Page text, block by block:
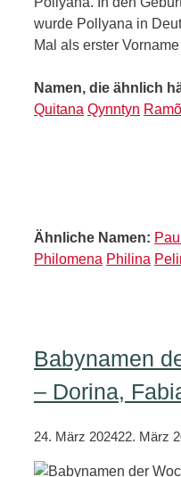
wurde Pollyana in
Mal als erster
Namen, die ähnlich
Quitana Qynntyn
Ähnliche Namen:
Philomena Philina
Babynamen
– Dorina,
24. März 202422. März